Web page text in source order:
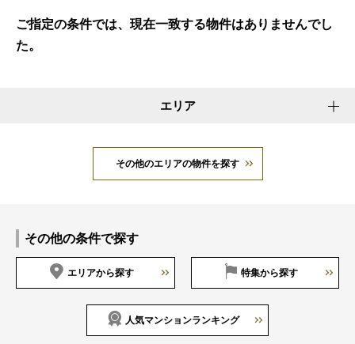
ご指定の条件では、現在一致する物件はありませんでし
た。
エリア
その他のエリアの物件を探す
その他の条件で探す
エリアから探す 特集から探す
人気マンションランキング